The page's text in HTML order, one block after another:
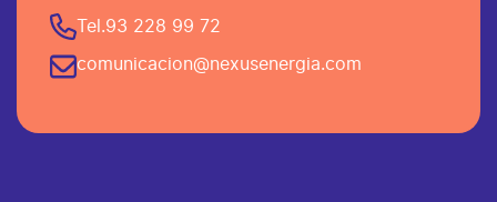
Tel.93 228 99 72
comunicacion@nexusenergia.com